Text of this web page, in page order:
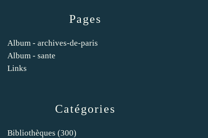
Catégories
Bibliothèques (300)
Pages
Album - archives-de-paris
Album - sante
Links